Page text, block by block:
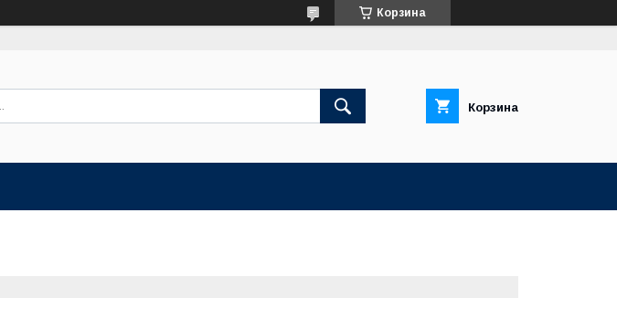
Корзина
Корзина